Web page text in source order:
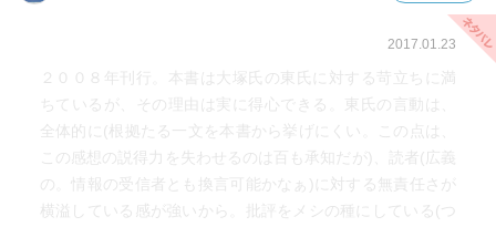
2017.01.23
２００８年刊行。本書は大塚氏の東氏に対する苛立ちに満
ちているが、その理由は実に得心できる。東氏の言動は、
全体的に(根拠たる一文を本書から挙げにくい。この点は、
この感想の説得力を失わせるのは百も承知だが)、読者(広義
の。情報の受信者とも換言可能かなぁ)に対する無責任さが
横溢している感が強いから。批評をメシの種にしている(つ